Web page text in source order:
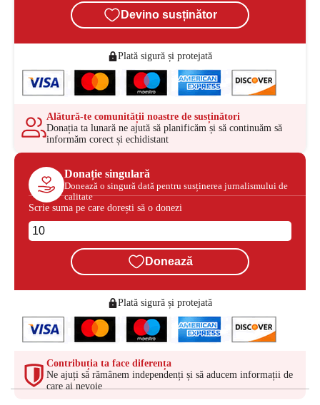
Devino susținător
Plată sigură și protejată
Alătură-te comunității noastre de susținători
Donația ta lunară ne ajută să planificăm și să continuăm să
informăm corect și echidistant
Donație singulară
Donează o singură dată pentru susținerea jurnalismului de
calitate
Scrie suma pe care dorești să o donezi
Donează
Plată sigură și protejată
Contribuția ta face diferența
Ne ajuți să rămânem independenți și să aducem informații de
care ai nevoie